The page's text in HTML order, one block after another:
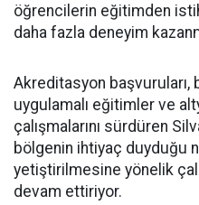
öğrencilerin eğitimden
daha fazla deneyim
Akreditasyon başvuruları,
uygulamalı eğitimler ve
çalışmalarını sürdüren
bölgenin ihtiyaç duyduğu
yetiştirilmesine yönelik
devam ettiriyor.